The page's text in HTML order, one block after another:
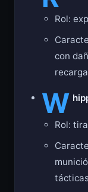
Rol:
con
W
Rol: